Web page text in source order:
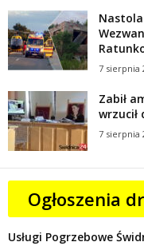
7 sierpnia
Zabił
wrzucił
7 sierpnia
Ogłoszenia
Usługi Pogrzebowe